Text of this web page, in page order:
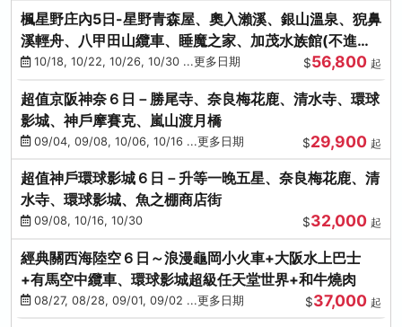
楓星野庄內5日-星野青森屋、奧入瀨溪、銀山溫泉、猊鼻
溪輕舟、八甲田山纜車、睡魔之家、加茂水族館(不進店)
(庄內/庄內)
10/18, 10/22, 10/26, 10/30 ...更多日期 $56,800 起
超值京阪神奈６日－勝尾寺、奈良梅花鹿、清水寺、環球
影城、神戶摩賽克、嵐山渡月橋
09/04, 09/08, 10/06, 10/16 ...更多日期 $29,900 起
超值神戶環球影城６日－升等一晚五星、奈良梅花鹿、清
水寺、環球影城、魚之棚商店街
09/08, 10/16, 10/30 $32,000 起
經典關西海陸空６日～浪漫龜岡小火車+大阪水上巴士
+有馬空中纜車、環球影城超級任天堂世界+和牛燒肉
08/27, 08/28, 09/01, 09/02 ...更多日期 $37,000 起